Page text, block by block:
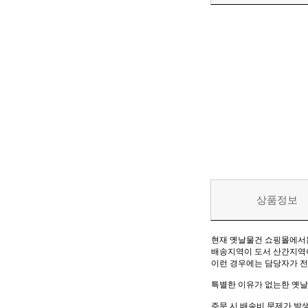
상품정보
현재 옛날물건 쇼핑몰에
배송지역이 도서 산간지
이런 경우에는 담당자가
특별한 이유가 없는한 옛
주문 시 배송비 문제가 발